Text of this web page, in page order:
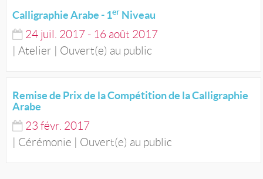
Calligraphie Arabe - 1er Niveau
24 juil. 2017 - 16 août 2017
| Atelier | Ouvert(e) au public
Remise de Prix de la Compétition de la Calligraphie
Arabe
23 févr. 2017
| Cérémonie | Ouvert(e) au public